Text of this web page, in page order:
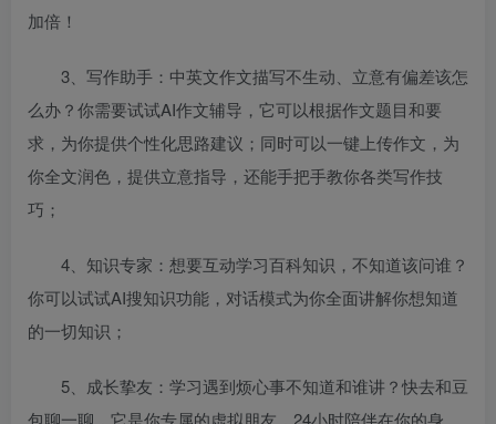
加倍！
3、写作助手：中英文作文描写不生动、立意有偏差该怎
么办？你需要试试AI作文辅导，它可以根据作文题目和要
求，为你提供个性化思路建议；同时可以一键上传作文，为
你全文润色，提供立意指导，还能手把手教你各类写作技
巧；
4、知识专家：想要互动学习百科知识，不知道该问谁？
你可以试试AI搜知识功能，对话模式为你全面讲解你想知道
的一切知识；
5、成长挚友：学习遇到烦心事不知道和谁讲？快去和豆
包聊一聊，它是你专属的虚拟朋友，24小时陪伴在你的身